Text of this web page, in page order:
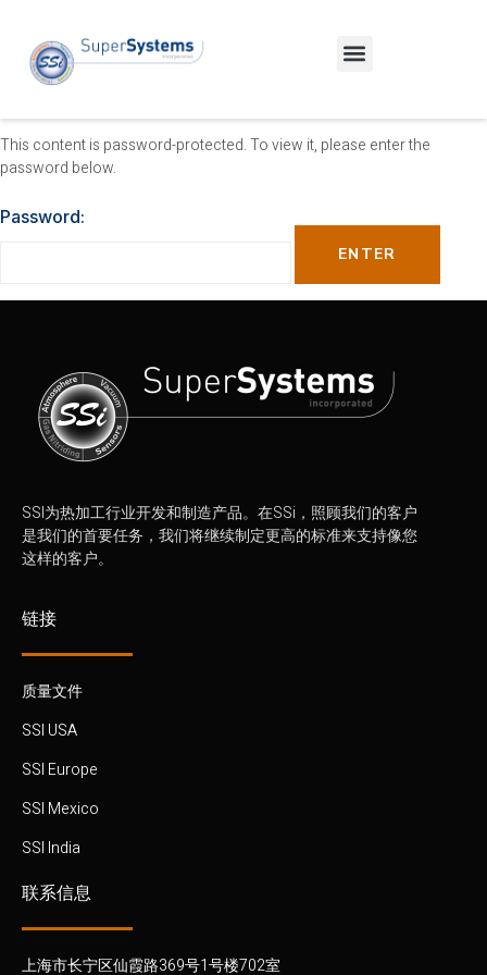
This content is password-protected. To view it, please enter the
password below.
Password:
SSI为热加工行业开发和制造产品。在SSi，照顾我们的客户
是我们的首要任务，我们将继续制定更高的标准来支持像您
这样的客户。
链接
质量文件
SSI USA
SSI Europe
SSI Mexico
SSI India
联系信息
上海市长宁区仙霞路369号1号楼702室